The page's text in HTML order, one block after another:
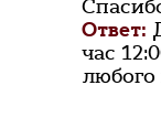
Ответ:
час
любого